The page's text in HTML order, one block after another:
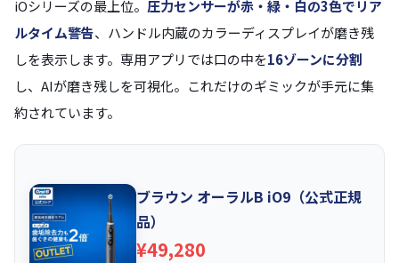
iOシリーズの最上位。 圧力センサーが赤・緑・白の3色でリア
ルタイム警告、ハンドル内蔵のカラーディスプレイが磨き残
しを表示します。専用アプリでは口の中を16ゾーンに分割
し、AIが磨き残しを可視化。これだけのギミックが手元に集
約されています。
ブラウン オーラルB iO9（公式正規
品）
¥49,280